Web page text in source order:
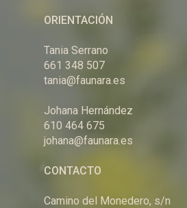
ORIENTACIÓN
Tania Serrano
661 348 507
tania@faunara.es
Johana Hernández
610 464 675
johana@faunara.es
CONTACTO
Camino del Monedero, s/n